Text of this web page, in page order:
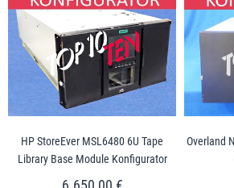
HP StoreEver MSL6480 6U Tape
Library Base Module Konfigurator
Overland